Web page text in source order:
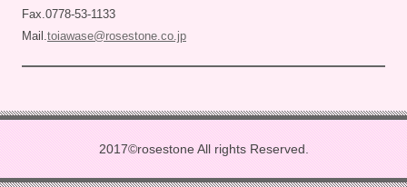
Fax.0778-53-1133
Mail. toiawase@rosestone.co.jp
2017©rosestone All rights Reserved.